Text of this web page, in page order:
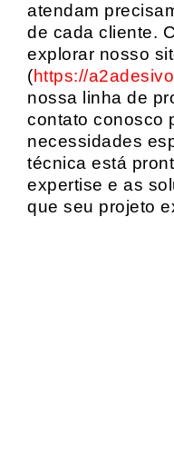
atendam
de cada cliente.
explorar nosso
(https://
nossa linha de
contato conosco
necessidades
técnica está
expertise e as
que seu projeto